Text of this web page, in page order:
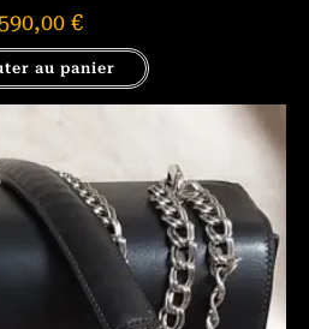
€
au panier